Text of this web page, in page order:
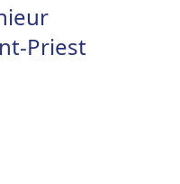
Priest